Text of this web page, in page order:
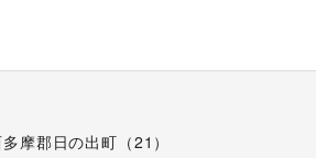
摩郡日の出町 （21 ）